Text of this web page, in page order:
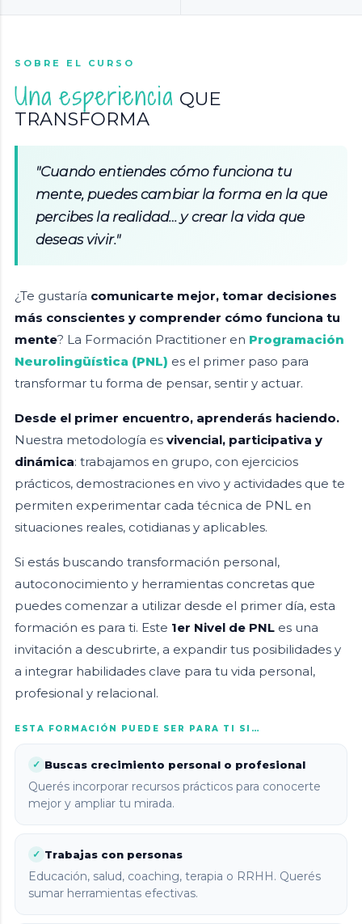
SOBRE EL CURSO
Una esperiencia QUE
TRANSFORMA
"Cuando entiendes cómo funciona tu
mente, puedes cambiar la forma en la que
percibes la realidad… y crear la vida que
deseas vivir."
¿Te gustaría comunicarte mejor, tomar decisiones
más conscientes y comprender cómo funciona tu
mente? La Formación Practitioner en Programación
Neurolingüística (PNL) es el primer paso para
transformar tu forma de pensar, sentir y actuar.
Desde el primer encuentro, aprenderás haciendo.
Nuestra metodología es vivencial, participativa y
dinámica: trabajamos en grupo, con ejercicios
prácticos, demostraciones en vivo y actividades que te
permiten experimentar cada técnica de PNL en
situaciones reales, cotidianas y aplicables.
Si estás buscando transformación personal,
autoconocimiento y herramientas concretas que
puedes comenzar a utilizar desde el primer día, esta
formación es para ti. Este 1er Nivel de PNL es una
invitación a descubrirte, a expandir tus posibilidades y
a integrar habilidades clave para tu vida personal,
profesional y relacional.
ESTA FORMACIÓN PUEDE SER PARA TI SI…
✓ Buscas crecimiento personal o profesional
Querés incorporar recursos prácticos para conocerte
mejor y ampliar tu mirada.
✓ Trabajas con personas
Educación, salud, coaching, terapia o RRHH. Querés
sumar herramientas efectivas.